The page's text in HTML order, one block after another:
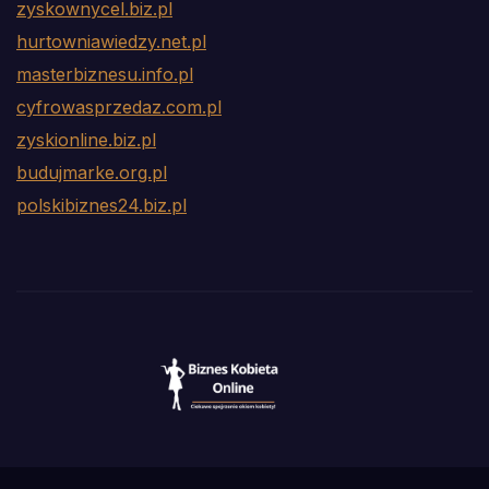
zyskownycel.biz.pl
hurtowniawiedzy.net.pl
masterbiznesu.info.pl
cyfrowasprzedaz.com.pl
zyskionline.biz.pl
budujmarke.org.pl
polskibiznes24.biz.pl